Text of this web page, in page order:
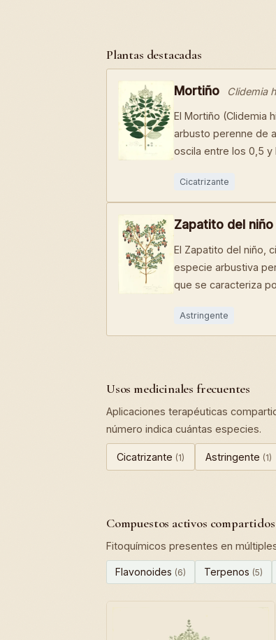
Plantas destacadas
Mortiño Clidemia
El Mortiño (Clidemia
arbusto perenne de
oscila entre los 0,5
Cicatrizante
Zapatito del niño
El Zapatito del niño,
especie arbustiva
que se caracteriza
Astringente
Usos medicinales frecuentes
Aplicaciones terapéuticas
número indica cuántas especies.
Cicatrizante (1) Astringente (1)
Compuestos activos compartidos
Fitoquímicos presentes en
Flavonoides (6) Terpenos (5)